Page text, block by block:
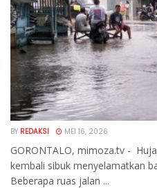
BY REDAKSI MEI 16, 2026
GORONTALO, mimoza.tv -
kembali sibuk menyelamatkan
Beberapa ruas jalan ...